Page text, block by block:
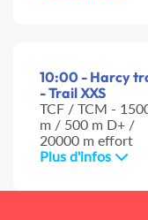
10:00 - Harcy
- Trail XXS
TCF / TCM -
m / 500 m D+ /
20000 m effort
Plus d'infos